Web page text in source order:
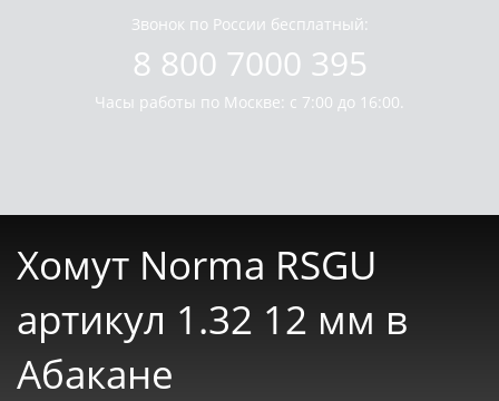
Звонок по России бесплатный:
8 800 7000 395
Часы работы по Москве: с 7:00 до 16:00.
Хомут Norma RSGU
артикул 1.32 12 мм в
Абакане